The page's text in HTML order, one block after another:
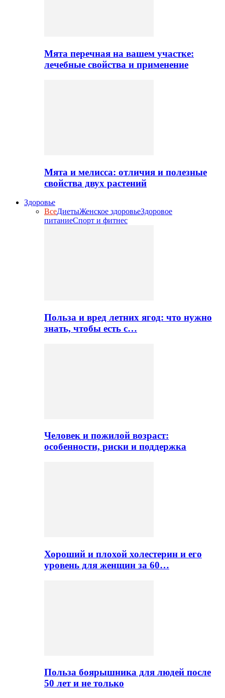
Мята перечная на вашем участке:
лечебные свойства и применение
Мята и мелисса: отличия и полезные
свойства двух растений
Здоровье
ВсеДиетыЖенское здоровьеЗдоровое
питаниеСпорт и фитнес
Польза и вред летних ягод: что нужно
знать, чтобы есть с…
Человек и пожилой возраст:
особенности, риски и поддержка
Хороший и плохой холестерин и его
уровень для женщин за 60…
Польза боярышника для людей после
50 лет и не только